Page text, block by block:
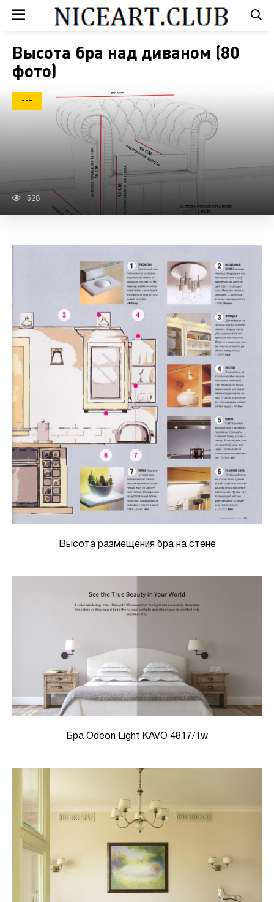
Высота бра над диваном (80
фото)
---
528
Высота размещения бра на стене
Бра Odeon Light KAVO 4817/1w